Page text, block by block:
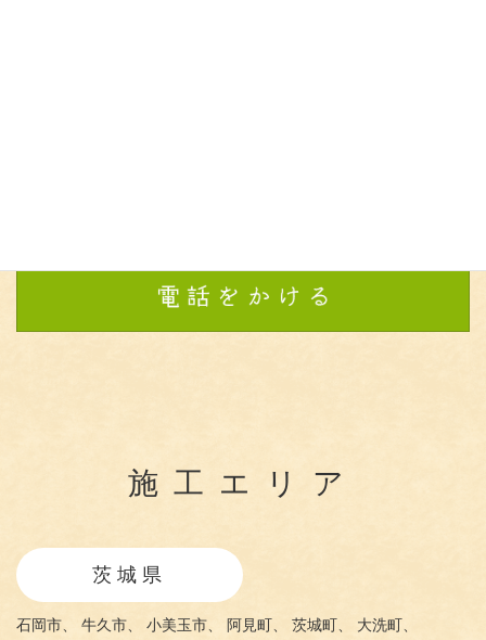
施工エリア
茨城県
石岡市、 牛久市、 小美玉市、 阿見町、 茨城町、
大洗町、